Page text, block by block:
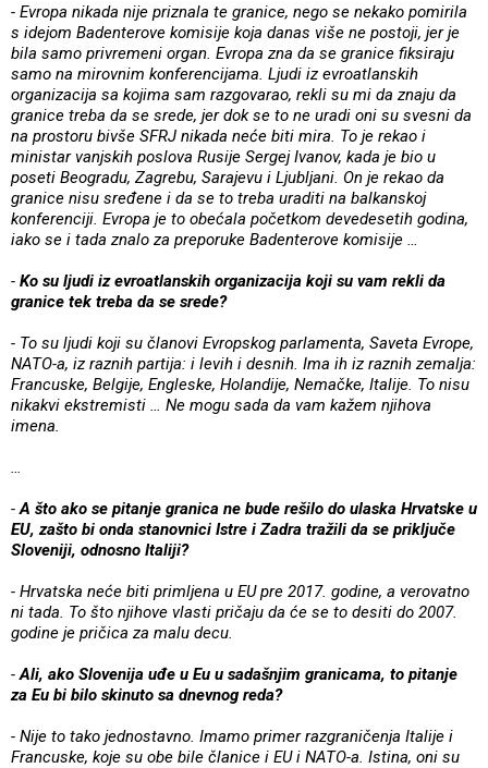
- Evropa nikada nije priznala te granice, nego se nekako pomirila
s idejom Badenterove komisije koja danas više ne postoji, jer je
bila samo privremeni organ. Evropa zna da se granice fiksiraju
samo na mirovnim konferencijama. Ljudi iz evroatlanskih
organizacija sa kojima sam razgovarao, rekli su mi da znaju da
granice treba da se srede, jer dok se to ne uradi oni su svesni da
na prostoru bivše SFRJ nikada neće biti mira. To je rekao i
ministar vanjskih poslova Rusije Sergej Ivanov, kada je bio u
poseti Beogradu, Zagrebu, Sarajevu i Ljubljani. On je rekao da
granice nisu sređene i da se to treba uraditi na balkanskoj
konferenciji. Evropa je to obećala početkom devedesetih godina,
iako se i tada znalo za preporuke Badenterove komisije …
- Ko su ljudi iz evroatlanskih organizacija koji su vam rekli da
granice tek treba da se srede?
- To su ljudi koji su članovi Evropskog parlamenta, Saveta Evrope,
NATO-a, iz raznih partija: i levih i desnih. Ima ih iz raznih zemalja:
Francuske, Belgije, Engleske, Holandije, Nemačke, Italije. To nisu
nikakvi ekstremisti … Ne mogu sada da vam kažem njihova
imena.
…
-A što ako se pitanje granica ne bude rešilo do ulaska Hrvatske u
EU, zašto bi onda stanovnici Istre i Zadra tražili da se priključe
Sloveniji, odnosno Italiji?
- Hrvatska neće biti primljena u EU pre 2017. godine, a verovatno
ni tada. To što njihove vlasti pričaju da će se to desiti do 2007.
godine je pričica za malu decu.
-Ali, ako Slovenija uđe u Eu u sadašnjim granicama, to pitanje
za Eu bi bilo skinuto sa dnevnog reda?
- Nije to tako jednostavno. Imamo primer razgraničenja Italije i
Francuske, koje su obe bile članice i EU i NATO-a. Istina, oni su